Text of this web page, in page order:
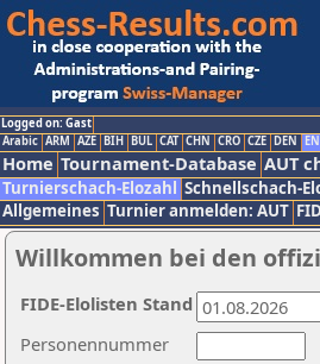
Logged on: Gast
Arabic ARM AZE BIH BUL CAT CHN CRO CZE DEN
Home Tournament-Database AUT
Turnierschach-Elozahl Schnellschach-
Allgemeines Turnier anmelden: AUT
Willkommen bei den
Personennummer
FIDE-Elolisten Stand